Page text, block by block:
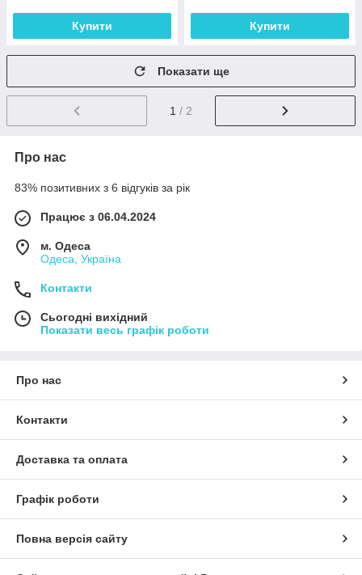
Купити Купити
Показати ще
1 / 2
Про нас
83% позитивних з 6 відгуків за рік
Працює з 06.04.2024
м. Одеса
Одеса, Україна
Контакти
Сьогодні вихідний
Показати весь графік роботи
Про нас
Контакти
Доставка та оплата
Графік роботи
Повна версія сайту